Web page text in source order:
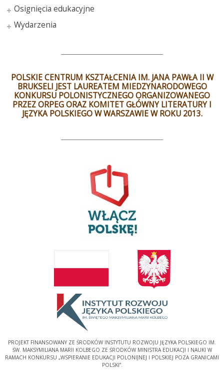
Osignięcia edukacyjne
Wydarzenia
POLSKIE CENTRUM KSZTAŁCENIA IM. JANA PAWŁA II W
BRUKSELI JEST LAUREATEM MIEDZYNARODOWEGO
KONKURSU POLONISTYCZNEGO ORGANIZOWANEGO
PRZEZ ORPEG ORAZ KOMITET GŁÓWNY LITERATURY I
JĘZYKA POLSKIEGO W WARSZAWIE W ROKU 2013.
PROJEKT FINANSOWANY ZE ŚRODKÓW INSTYTUTU ROZWOJU JĘZYKA POLSKIEGO IM.
ŚW. MAKSYMILIANA MARII KOLBEGO ZE ŚRODKÓW MINISTRA EDUKACJI I NAUKI W
RAMACH KONKURSU „WSPIERANIE EDUKACJI POLONIJNEJ I POLSKIEJ POZA GRANICAMI
POLSKI”.